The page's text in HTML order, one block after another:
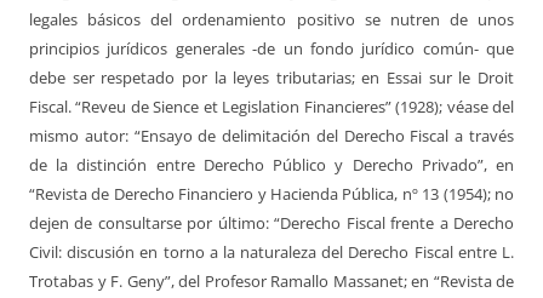
legales básicos del ordenamiento positivo se nutren de unos
principios jurídicos generales -de un fondo jurídico común- que
debe ser respetado por la leyes tributarias; en Essai sur le Droit
Fiscal. “Reveu de Sience et Legislation Financieres” (1928); véase del
mismo autor: “Ensayo de delimitación del Derecho Fiscal a través
de la distinción entre Derecho Público y Derecho Privado”, en
“Revista de Derecho Financiero y Hacienda Pública, nº 13 (1954); no
dejen de consultarse por último: “Derecho Fiscal frente a Derecho
Civil: discusión en torno a la naturaleza del Derecho Fiscal entre L.
Trotabas y F. Geny”, del Profesor Ramallo Massanet; en “Revista de